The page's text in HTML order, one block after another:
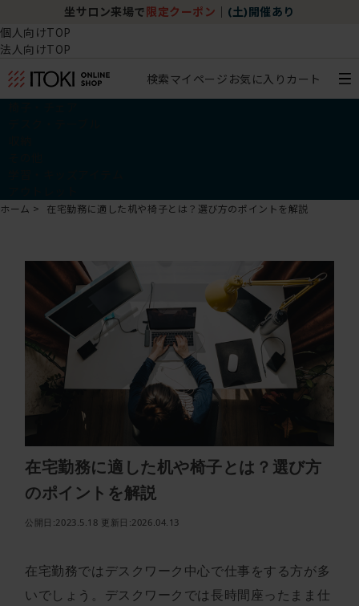
坐サロン来場で 限定クーポン (土)開催あり
個人向けTOP
法人向けTOP
検索マイページ お気に入り カート
ホーム 在宅勤務に適した机や椅子とは？選び方のポイントを解説
在宅勤務に適した机や椅子とは？選び方
のポイントを解説
公開日:2023.5.18 更新日:2026.04.13
在宅勤務ではデスクワーク中心で仕事をする方が多
いでしょう。デスクワークでは長時間座ったまま仕